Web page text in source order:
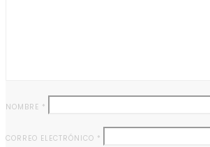
NOMBRE *
CORREO ELECTRÓNICO *